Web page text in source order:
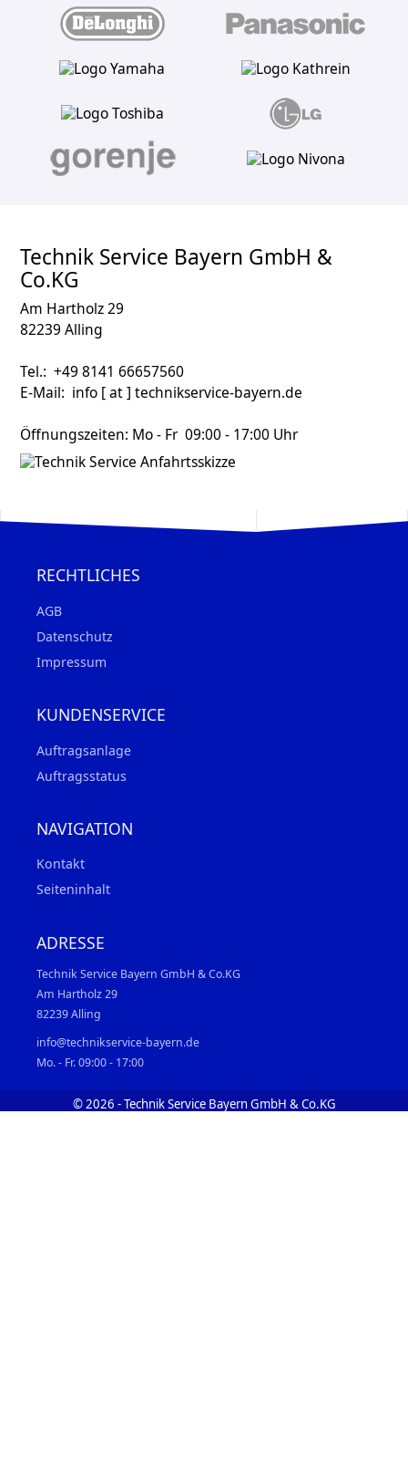
Technik Service Bayern GmbH &
Co.KG
Am Hartholz 29
82239 Alling
Tel.: +49 8141 66657560
E-Mail: info [ at ] technikservice-bayern.de
Öffnungszeiten: Mo - Fr 09:00 - 17:00 Uhr
RECHTLICHES
AGB
Datenschutz
Impressum
KUNDENSERVICE
Auftragsanlage
Auftragsstatus
NAVIGATION
Kontakt
Seiteninhalt
ADRESSE
Technik Service Bayern GmbH & Co.KG
Am Hartholz 29
82239 Alling
info@technikservice-bayern.de
Mo. - Fr. 09:00 - 17:00
© 2026 - Technik Service Bayern GmbH & Co.KG